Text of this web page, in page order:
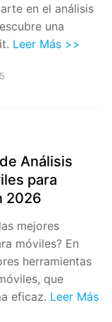
en el análisis
una
Leer Más >>
Análisis
para
2026
mejores
móviles? En
herramientas
que
eficaz. Leer Más